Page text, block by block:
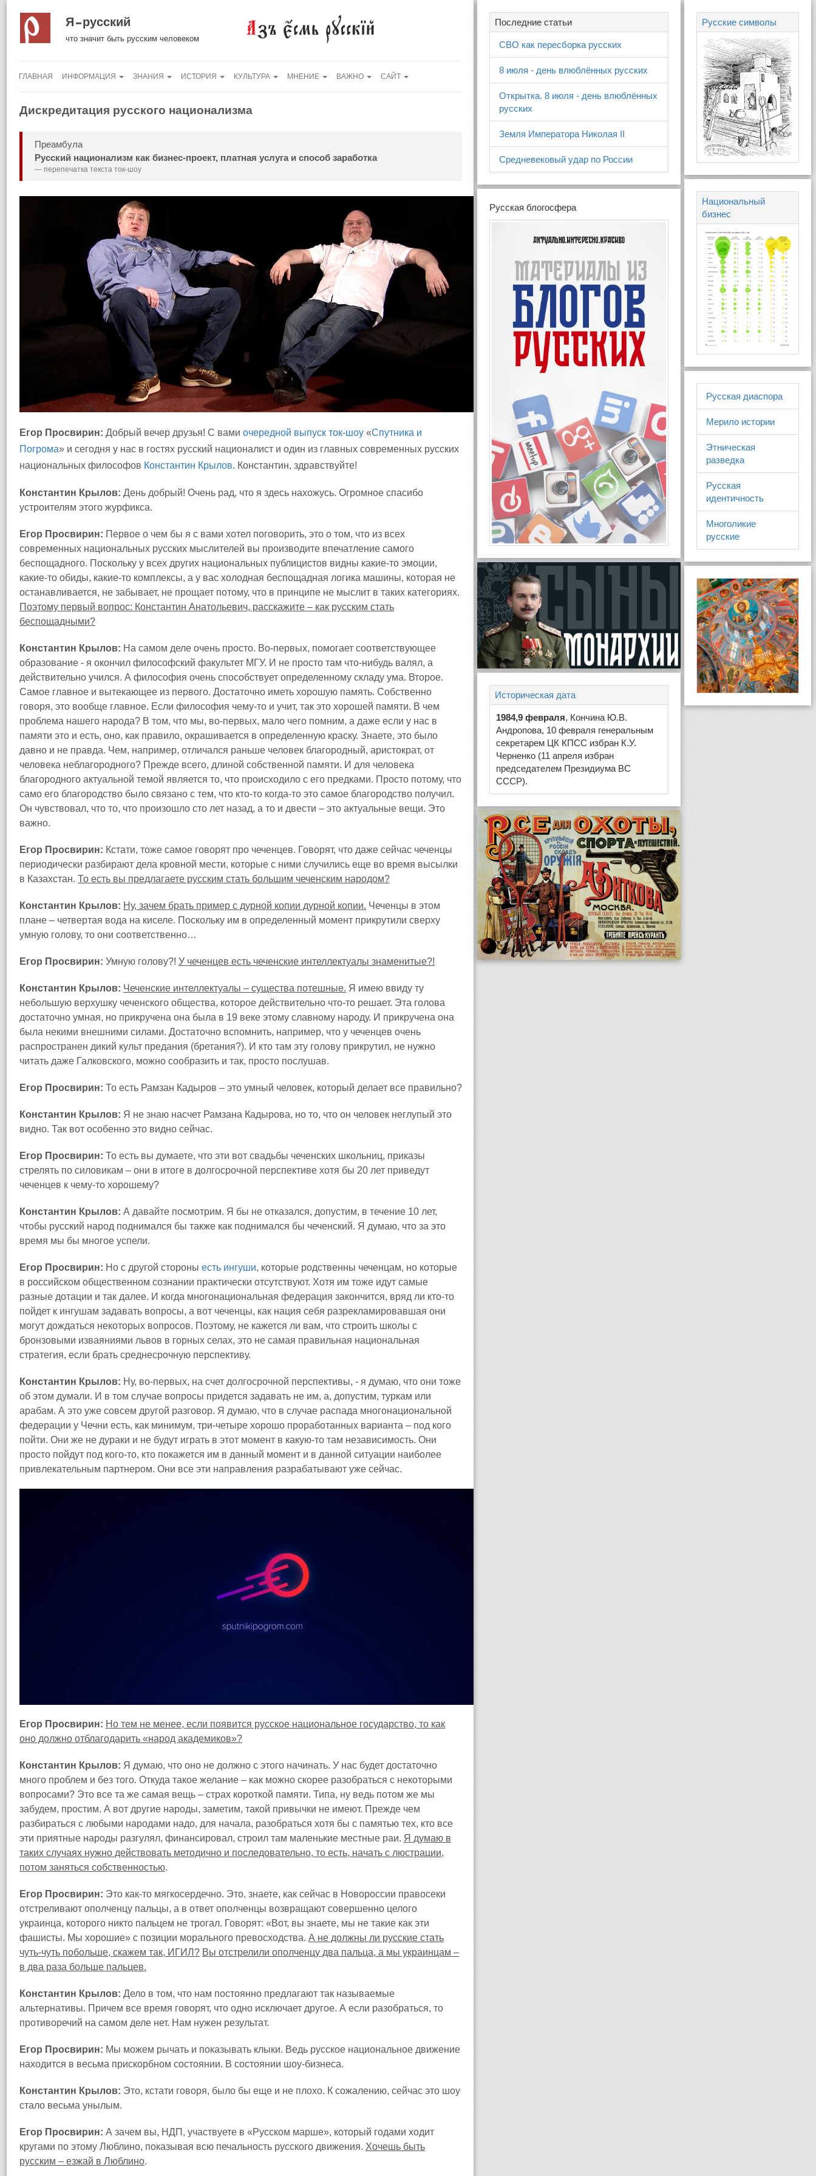
Я русский
что значит быть русским человеком
ГЛАВНАЯ ИНФОРМАЦИЯ ЗНАНИЯ ИСТОРИЯ КУЛЬТУРА МНЕНИЕ ВАЖНО САЙТ
Дискредитация русского национализма
Преамбула
Русский национализм как бизнес-проект, платная услуга и способ заработка
перепечатка текста ток-шоу
Егор Просвирин: Добрый вечер друзья! С вами очередной выпуск ток-шоу «Спутника и
Погрома» и сегодня у нас в гостях русский националист и один из главных современных русских
национальных философов Константин Крылов. Константин, здравствуйте!
Константин Крылов: День добрый! Очень рад, что я здесь нахожусь. Огромное спасибо
устроителям этого журфикса.
Егор Просвирин: Первое о чем бы я с вами хотел поговорить, это о том, что из всех
современных национальных русских мыслителей вы производите впечатление самого
беспощадного. Поскольку у всех других национальных публицистов видны какие-то эмоции,
какие-то обиды, какие-то комплексы, а у вас холодная беспощадная логика машины, которая не
останавливается, не забывает, не прощает потому, что в принципе не мыслит в таких категориях.
Поэтому первый вопрос: Константин Анатольевич, расскажите – как русским стать
беспощадными?
Константин Крылов: На самом деле очень просто. Во-первых, помогает соответствующее
образование - я окончил философский факультет МГУ. И не просто там что-нибудь валял, а
действительно учился. А философия очень способствует определенному складу ума. Второе.
Самое главное и вытекающее из первого. Достаточно иметь хорошую память. Собственно
говоря, это вообще главное. Если философия чему-то и учит, так это хорошей памяти. В чем
проблема нашего народа? В том, что мы, во-первых, мало чего помним, а даже если у нас в
памяти это и есть, оно, как правило, окрашивается в определенную краску. Знаете, это было
давно и не правда. Чем, например, отличался раньше человек благородный, аристократ, от
человека неблагородного? Прежде всего, длиной собственной памяти. И для человека
благородного актуальной темой является то, что происходило с его предками. Просто потому, что
само его благородство было связано с тем, что кто-то когда-то это самое благородство получил.
Он чувствовал, что то, что произошло сто лет назад, а то и двести – это актуальные вещи. Это
важно.
Егор Просвирин: Кстати, тоже самое говорят про чеченцев. Говорят, что даже сейчас чеченцы
периодически разбирают дела кровной мести, которые с ними случились еще во время высылки
в Казахстан. То есть вы предлагаете русским стать большим чеченским народом?
Константин Крылов: Ну, зачем брать пример с дурной копии дурной копии. Чеченцы в этом
плане – четвертая вода на киселе. Поскольку им в определенный момент прикрутили сверху
умную голову, то они соответственно…
Егор Просвирин: Умную голову?! У чеченцев есть чеченские интеллектуалы знаменитые?!
Константин Крылов: Чеченские интеллектуалы – существа потешные. Я имею ввиду ту
небольшую верхушку чеченского общества, которое действительно что-то решает. Эта голова
достаточно умная, но прикручена она была в 19 веке этому славному народу. И прикручена она
была некими внешними силами. Достаточно вспомнить, например, что у чеченцев очень
распространен дикий культ предания (бретания?). И кто там эту голову прикрутил, не нужно
читать даже Галковского, можно сообразить и так, просто послушав.
Егор Просвирин: То есть Рамзан Кадыров – это умный человек, который делает все правильно?
Константин Крылов: Я не знаю насчет Рамзана Кадырова, но то, что он человек неглупый это
видно. Так вот особенно это видно сейчас.
Егор Просвирин: То есть вы думаете, что эти вот свадьбы чеченских школьниц, приказы
стрелять по силовикам – они в итоге в долгосрочной перспективе хотя бы 20 лет приведут
чеченцев к чему-то хорошему?
Константин Крылов: А давайте посмотрим. Я бы не отказался, допустим, в течение 10 лет,
чтобы русский народ поднимался бы также как поднимался бы чеченский. Я думаю, что за это
время мы бы многое успели.
Егор Просвирин: Но с другой стороны есть ингуши, которые родственны чеченцам, но которые
в российском общественном сознании практически отсутствуют. Хотя им тоже идут самые
разные дотации и так далее. И когда многонациональная федерация закончится, вряд ли кто-то
пойдет к ингушам задавать вопросы, а вот чеченцы, как нация себя разрекламировавшая они
могут дождаться некоторых вопросов. Поэтому, не кажется ли вам, что строить школы с
бронзовыми изваяниями львов в горных селах, это не самая правильная национальная
стратегия, если брать среднесрочную перспективу.
Константин Крылов: Ну, во-первых, на счет долгосрочной перспективы, - я думаю, что они тоже
об этом думали. И в том случае вопросы придется задавать не им, а, допустим, туркам или
арабам. А это уже совсем другой разговор. Я думаю, что в случае распада многонациональной
федерации у Чечни есть, как минимум, три-четыре хорошо проработанных варианта – под кого
пойти. Они же не дураки и не будут играть в этот момент в какую-то там независимость. Они
просто пойдут под кого-то, кто покажется им в данный момент и в данной ситуации наиболее
привлекательным партнером. Они все эти направления разрабатывают уже сейчас.
Егор Просвирин: Но тем не менее, если появится русское национальное государство, то как
оно должно отблагодарить «народ академиков»?
Константин Крылов: Я думаю, что оно не должно с этого начинать. У нас будет достаточно
много проблем и без того. Откуда такое желание – как можно скорее разобраться с некоторыми
вопросами? Это все та же самая вещь – страх короткой памяти. Типа, ну ведь потом же мы
забудем, простим. А вот другие народы, заметим, такой привычки не имеют. Прежде чем
разбираться с любыми народами надо, для начала, разобраться хотя бы с памятью тех, кто все
эти приятные народы разгулял, финансировал, строил там маленькие местные раи. Я думаю в
таких случаях нужно действовать методично и последовательно, то есть, начать с люстрации,
потом заняться собственностью.
Егор Просвирин: Это как-то мягкосердечно. Это, знаете, как сейчас в Новороссии правосеки
отстреливают ополченцу пальцы, а в ответ ополченцы возвращают совершенно целого
украинца, которого никто пальцем не трогал. Говорят: «Вот, вы знаете, мы не такие как эти
фашисты. Мы хорошие» с позиции морального превосходства. А не должны ли русские стать
чуть-чуть побольше, скажем так, ИГИЛ? Вы отстрелили ополченцу два пальца, а мы украинцам –
в два раза больше пальцев.
Константин Крылов: Дело в том, что нам постоянно предлагают так называемые
альтернативы. Причем все время говорят, что одно исключает другое. А если разобраться, то
противоречий на самом деле нет. Нам нужен результат.
Егор Просвирин: Мы можем рычать и показывать клыки. Ведь русское национальное движение
находится в весьма прискорбном состоянии. В состоянии шоу-бизнеса.
Константин Крылов: Это, кстати говоря, было бы еще и не плохо. К сожалению, сейчас это шоу
стало весьма унылым.
Егор Просвирин: А зачем вы, НДП, участвуете в «Русском марше», который годами ходит
кругами по этому Люблино, показывая всю печальность русского движения. Хочешь быть
русским – езжай в Люблино.
Последние статьи
СВО как пересборка русских
8 июля - день влюблённых русских
Открытка. 8 июля - день влюблённых
русских
Земля Императора Николая II
Средневековый удар по России
Русская блогосфера
Историческая дата
1984,9 февраля, Кончина Ю.В.
Андропова, 10 февраля генеральным
секретарем ЦК КПСС избран К.У.
Черненко (11 апреля избран
председателем Президиума ВС
СССР).
Русские символы
Национальный
бизнес
Русская диаспора
Мерило истории
Этническая
разведка
Русская
идентичность
Многоликие
русские